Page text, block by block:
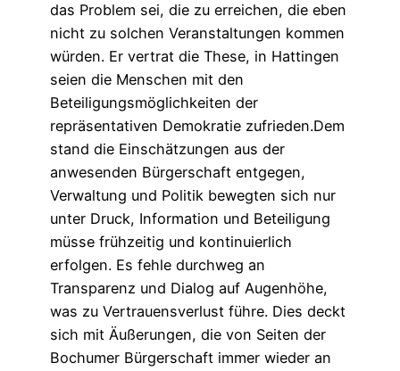
das Problem sei, die zu erreichen, die eben
nicht zu solchen Veranstaltungen kommen
würden. Er vertrat die These, in Hattingen
seien die Menschen mit den
Beteiligungsmöglichkeiten der
repräsentativen Demokratie zufrieden.Dem
stand die Einschätzungen aus der
anwesenden Bürgerschaft entgegen,
Verwaltung und Politik bewegten sich nur
unter Druck, Information und Beteiligung
müsse frühzeitig und kontinuierlich
erfolgen. Es fehle durchweg an
Transparenz und Dialog auf Augenhöhe,
was zu Vertrauensverlust führe. Dies deckt
sich mit Äußerungen, die von Seiten der
Bochumer Bürgerschaft immer wieder an